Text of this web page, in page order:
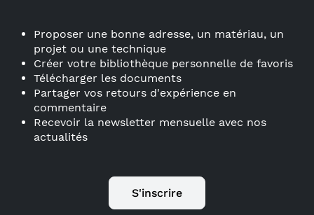
Proposer une bonne adresse, un matériau, un
projet ou une technique
Créer votre bibliothèque personnelle de favoris
Télécharger les documents
Partager vos retours d'expérience en
commentaire
Recevoir la newsletter mensuelle avec nos
actualités
S'inscrire